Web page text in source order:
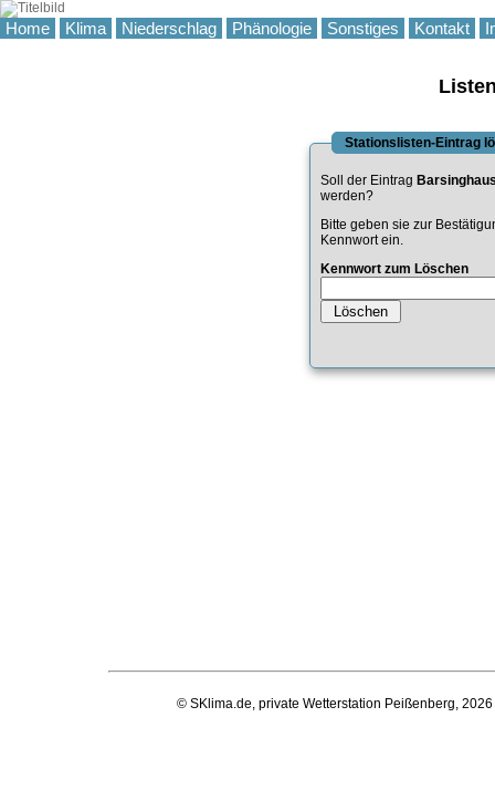
Home Klima Niederschlag Phänologie Sonstiges Kontakt
Stationslisten-Eintrag
Soll der Eintrag
werden?
Bitte geben sie zur
Kennwort ein.
Kennwort zum Löschen
© SKlima.de, private Wetterstation Peißenberg,